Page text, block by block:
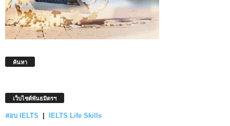
ค้นหา
เว็บไซต์พันธมิตรฯ
สอบ IELTS | IELTS Life Skills